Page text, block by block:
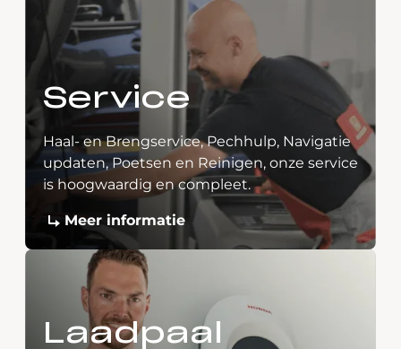
Service
Haal- en Brengservice, Pechhulp, Navigatie
updaten, Poetsen en Reinigen, onze service
is hoogwaardig en compleet.
Meer informatie
Laadpaal